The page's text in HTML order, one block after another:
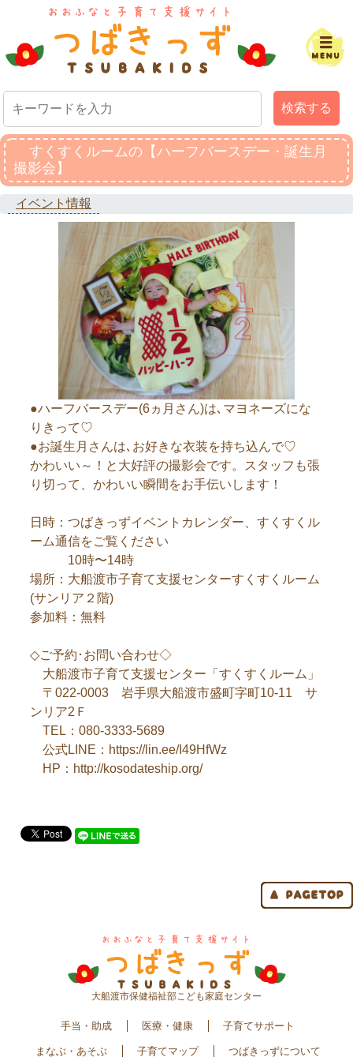
検索する
すくすくルームの【ハーフバースデー・誕生月
撮影会】
イベント情報
●ハーフバースデー(6ヵ月さん)は､マヨネーズにな
りきって♡
●お誕生月さんは､お好きな衣装を持ち込んで♡
かわいい～！と大好評の撮影会です。スタッフも張
り切って、かわいい瞬間をお手伝いします！
日時：つばきっずイベントカレンダー、すくすくル
ーム通信をご覧ください
10時〜14時
場所：大船渡市子育て支援センターすくすくルーム
(サンリア２階)
参加料：無料
◇ご予約･お問い合わせ◇
大船渡市子育て支援センター「すくすくルーム」
〒022-0003 岩手県大船渡市盛町字町10-11 サ
ンリア2Ｆ
TEL：080-3333-5689
公式LINE：https://lin.ee/I49HfWz
HP：http://kosodateship.org/
大船渡市保健福祉部こども家庭センター
手当・助成 医療・健康 子育てサポート
まなぶ・あそぶ 子育てマップ つばきっずについて